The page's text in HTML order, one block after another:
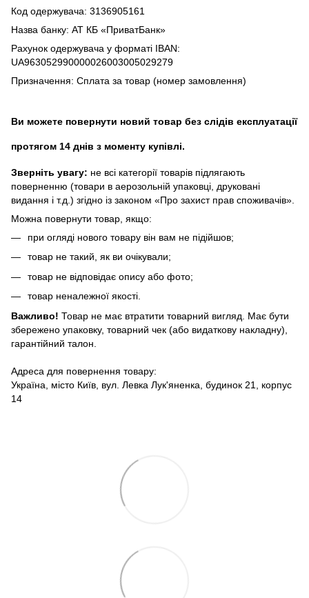
Код одержувача: 3136905161
Назва банку: АТ КБ «ПриватБанк»
Рахунок одержувача у форматі IBAN:
UA963052990000026003005029279
Призначення: Сплата за товар (номер замовлення)
Ви можете повернути новий товар без слідів експлуатації
протягом 14 днів з моменту купівлі.
Зверніть увагу: не всі категорії товарів підлягають
поверненню (товари в аерозольній упаковці, друковані
видання і т.д.) згідно із законом «Про захист прав споживачів».
Можна повернути товар, якщо:
при огляді нового товару він вам не підійшов;
товар не такий, як ви очікували;
товар не відповідає опису або фото;
товар неналежної якості.
Важливо! Товар не має втратити товарний вигляд. Має бути
збережено упаковку, товарний чек (або видаткову накладну),
гарантійний талон.
Адреса для повернення товару:
Україна, місто Київ, вул. Левка Лук'яненка, будинок 21, корпус
14